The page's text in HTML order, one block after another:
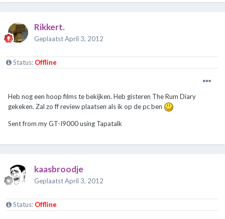
Rikkert.
GeplaatstApril 3, 2012
Status: Offline
Heb nog een hoop films te bekijken. Heb gisteren The Rum Diary
gekeken. Zal zo ff review plaatsen als ik op de pc ben
Sent from my GT-I9000 using Tapatalk
kaasbroodje
GeplaatstApril 3, 2012
Status: Offline